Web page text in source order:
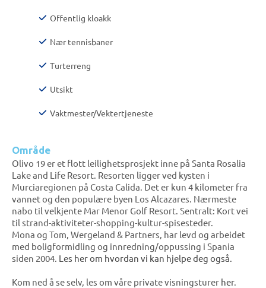
Offentlig kloakk
Nær tennisbaner
Turterreng
Utsikt
Vaktmester/Vektertjeneste
Område
Olivo 19 er et flott leilighetsprosjekt inne på Santa Rosalia
Lake and Life Resort. Resorten ligger ved kysten i
Murciaregionen på Costa Calida. Det er kun 4 kilometer fra
vannet og den populære byen Los Alcazares. Nærmeste
nabo til velkjente Mar Menor Golf Resort. Sentralt: Kort vei
til strand-aktiviteter-shopping-kultur-spisesteder.
Mona og Tom, Wergeland & Partners, har levd og arbeidet
med boligformidling og innredning/oppussing i Spania
siden 2004. Les her om hvordan vi kan hjelpe deg også.
Kom ned å se selv, les om våre private visningsturer her.